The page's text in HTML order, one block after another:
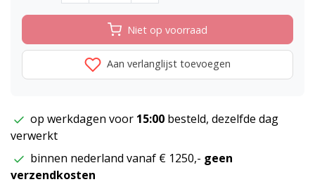
Niet op voorraad
Aan verlanglijst toevoegen
op werkdagen voor 15:00 besteld, dezelfde dag
verwerkt
binnen nederland vanaf € 1250,- geen
verzendkosten